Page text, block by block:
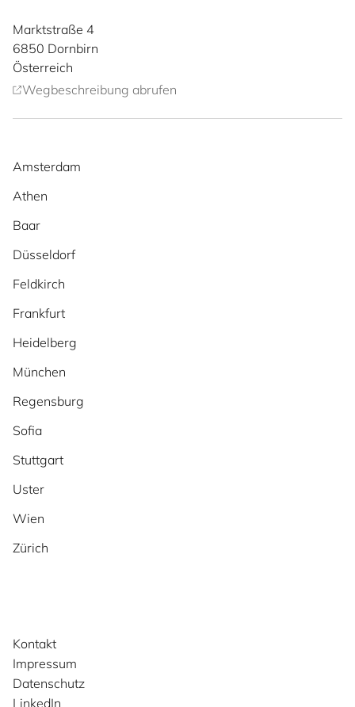
Marktstraße 4
6850 Dornbirn
Österreich
Wegbeschreibung abrufen
Amsterdam
Athen
Baar
Düsseldorf
Feldkirch
Frankfurt
Heidelberg
München
Regensburg
Sofia
Stuttgart
Uster
Wien
Zürich
Kontakt
Impressum
Datenschutz
LinkedIn